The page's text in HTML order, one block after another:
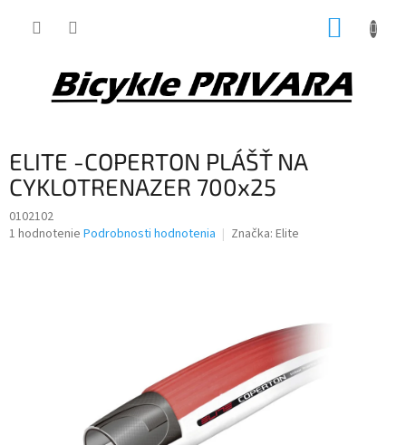
ELITE -COPERTON PLÁŠŤ NA
CYKLOTRENAZER 700x25
0102102
Priemerné
1 hodnotenie Podrobnosti hodnotenia Značka: Elite